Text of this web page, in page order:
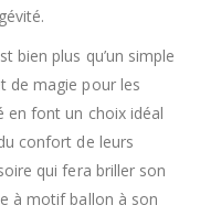
bien plus qu’un simple
de magie pour les
en font un choix idéal
confort de leurs
qui fera briller son
à motif ballon à son